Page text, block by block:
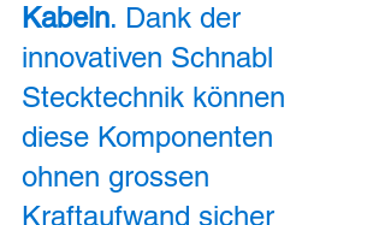
Kabeln. Dank der
innovativen Schnabl
Stecktechnik können
diese Komponenten
ohnen grossen
Kraftaufwand sicher